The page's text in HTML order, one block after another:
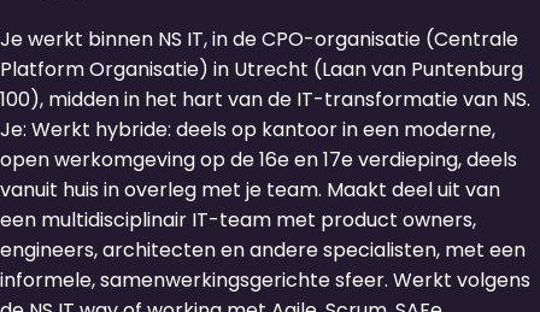
Je werkt binnen NS IT, in de CPO-organisatie (Centrale
Platform Organisatie) in Utrecht (Laan van Puntenburg
100), midden in het hart van de IT-transformatie van NS.
Je: Werkt hybride: deels op kantoor in een moderne,
open werkomgeving op de 16e en 17e verdieping, deels
vanuit huis in overleg met je team. Maakt deel uit van
een multidisciplinair IT-team met product owners,
engineers, architecten en andere specialisten, met een
informele, samenwerkingsgerichte sfeer. Werkt volgens